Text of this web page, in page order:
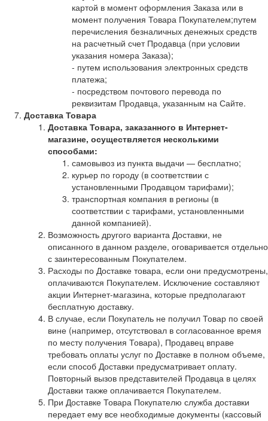
картой в момент оформления Заказа или в
момент получения Товара Покупателем;путем
перечисления безналичных денежных средств
на расчетный счет Продавца (при условии
указания номера Заказа);
- путем использования электронных средств
платежа;
- посредством почтового перевода по
реквизитам Продавца, указанным на Сайте.
Доставка Товара
Доставка Товара, заказанного в Интернет-
магазине, осуществляется несколькими
способами:
самовывоз из пункта выдачи — бесплатно;
курьер по городу (в соответствии с
установленными Продавцом тарифами);
транспортная компания в регионы (в
соответствии с тарифами, установленными
данной компанией).
Возможность другого варианта Доставки, не
описанного в данном разделе, оговаривается отдельно
с заинтересованным Покупателем.
Расходы по Доставке товара, если они предусмотрены,
оплачиваются Покупателем. Исключение составляют
акции Интернет-магазина, которые предполагают
бесплатную доставку.
В случае, если Покупатель не получил Товар по своей
вине (например, отсутствовал в согласованное время
по месту получения Товара), Продавец вправе
требовать оплаты услуг по Доставке в полном объеме,
если способ Доставки предусматривает оплату.
Повторный вызов представителей Продавца в целях
Доставки также оплачивается Покупателем.
При Доставке Товара Покупателю служба доставки
передает ему все необходимые документы (кассовый